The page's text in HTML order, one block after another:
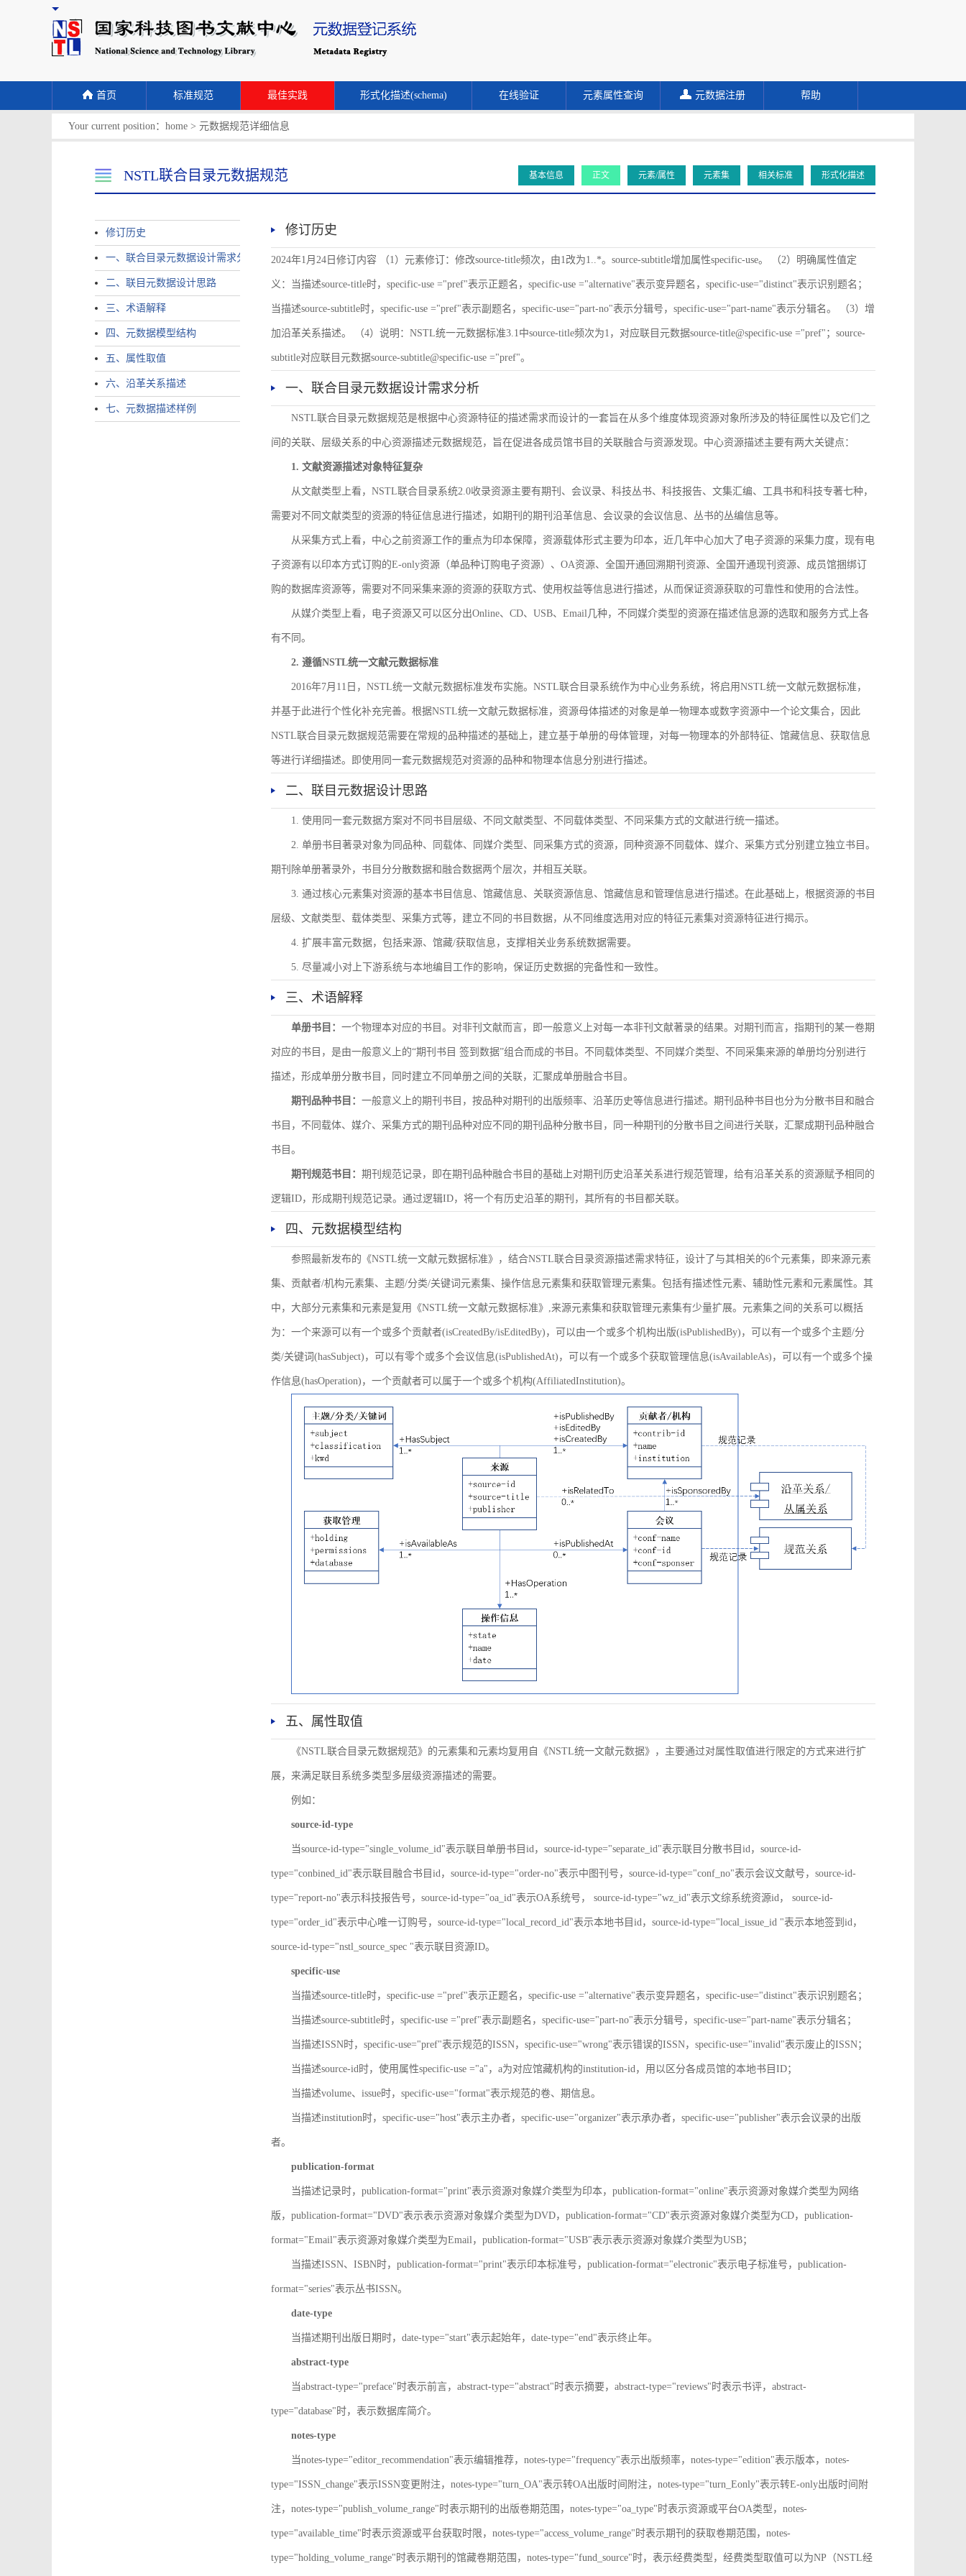
首页 标准规范 最佳实践 形式化描述(schema) 在线验证 元素属性查询 元数据注册 帮助
Your current position： home > 元数据规范详细信息
NSTL联合目录元数据规范 基本信息 正文 元素/属性 元素集 相关标准 形式化描述
修订历史
一、联合目录元数据设计需求分析
二、联目元数据设计思路
三、术语解释
四、元数据模型结构
五、属性取值
六、沿革关系描述
七、元数据描述样例
修订历史
2024年1月24日修订内容 （1）元素修订：修改source-title频次，由1改为1..*。source-subtitle增加属性specific-use。 （2）明确属性值定
义：当描述source-title时，specific-use ="pref"表示正题名，specific-use ="alternative"表示变异题名，specific-use="distinct"表示识别题名；
当描述source-subtitle时，specific-use ="pref"表示副题名，specific-use="part-no"表示分辑号，specific-use="part-name"表示分辑名。 （3）增
加沿革关系描述。 （4）说明：NSTL统一元数据标准3.1中source-title频次为1，对应联目元数据source-title@specific-use ="pref"；source-
subtitle对应联目元数据source-subtitle@specific-use ="pref"。
一、联合目录元数据设计需求分析
NSTL联合目录元数据规范是根据中心资源特征的描述需求而设计的一套旨在从多个维度体现资源对象所涉及的特征属性以及它们之
间的关联、层级关系的中心资源描述元数据规范，旨在促进各成员馆书目的关联融合与资源发现。中心资源描述主要有两大关键点：
1. 文献资源描述对象特征复杂
从文献类型上看，NSTL联合目录系统2.0收录资源主要有期刊、会议录、科技丛书、科技报告、文集汇编、工具书和科技专著七种，
需要对不同文献类型的资源的特征信息进行描述，如期刊的期刊沿革信息、会议录的会议信息、丛书的丛编信息等。
从采集方式上看，中心之前资源工作的重点为印本保障，资源载体形式主要为印本，近几年中心加大了电子资源的采集力度，现有电
子资源有以印本方式订购的E-only资源（单品种订购电子资源）、OA资源、全国开通回溯期刊资源、全国开通现刊资源、成员馆捆绑订
购的数据库资源等，需要对不同采集来源的资源的获取方式、使用权益等信息进行描述，从而保证资源获取的可靠性和使用的合法性。
从媒介类型上看，电子资源又可以区分出Online、CD、USB、Email几种，不同媒介类型的资源在描述信息源的选取和服务方式上各
有不同。
2. 遵循NSTL统一文献元数据标准
2016年7月11日，NSTL统一文献元数据标准发布实施。NSTL联合目录系统作为中心业务系统，将启用NSTL统一文献元数据标准，
并基于此进行个性化补充完善。根据NSTL统一文献元数据标准，资源母体描述的对象是单一物理本或数字资源中一个论文集合，因此
NSTL联合目录元数据规范需要在常规的品种描述的基础上，建立基于单册的母体管理，对每一物理本的外部特征、馆藏信息、获取信息
等进行详细描述。即使用同一套元数据规范对资源的品种和物理本信息分别进行描述。
二、联目元数据设计思路
1. 使用同一套元数据方案对不同书目层级、不同文献类型、不同载体类型、不同采集方式的文献进行统一描述。
2. 单册书目著录对象为同品种、同载体、同媒介类型、同采集方式的资源，同种资源不同载体、媒介、采集方式分别建立独立书目。
期刊除单册著录外，书目分分散数据和融合数据两个层次，并相互关联。
3. 通过核心元素集对资源的基本书目信息、馆藏信息、关联资源信息、馆藏信息和管理信息进行描述。在此基础上，根据资源的书目
层级、文献类型、载体类型、采集方式等，建立不同的书目数据，从不同维度选用对应的特征元素集对资源特征进行揭示。
4. 扩展丰富元数据，包括来源、馆藏/获取信息，支撑相关业务系统数据需要。
5. 尽量减小对上下游系统与本地编目工作的影响，保证历史数据的完备性和一致性。
三、术语解释
单册书目： 一个物理本对应的书目。对非刊文献而言，即一般意义上对每一本非刊文献著录的结果。对期刊而言，指期刊的某一卷期
对应的书目，是由一般意义上的“期刊书目 签到数据”组合而成的书目。不同载体类型、不同媒介类型、不同采集来源的单册均分别进行
描述，形成单册分散书目，同时建立不同单册之间的关联，汇聚成单册融合书目。
期刊品种书目： 一般意义上的期刊书目，按品种对期刊的出版频率、沿革历史等信息进行描述。期刊品种书目也分为分散书目和融合
书目，不同载体、媒介、采集方式的期刊品种对应不同的期刊品种分散书目，同一种期刊的分散书目之间进行关联，汇聚成期刊品种融合
书目。
期刊规范书目： 期刊规范记录，即在期刊品种融合书目的基础上对期刊历史沿革关系进行规范管理，给有沿革关系的资源赋予相同的
逻辑ID，形成期刊规范记录。通过逻辑ID，将一个有历史沿革的期刊，其所有的书目都关联。
四、元数据模型结构
参照最新发布的《NSTL统一文献元数据标准》，结合NSTL联合目录资源描述需求特征，设计了与其相关的6个元素集，即来源元素
集、贡献者/机构元素集、主题/分类/关键词元素集、操作信息元素集和获取管理元素集。包括有描述性元素、辅助性元素和元素属性。其
中，大部分元素集和元素是复用《NSTL统一文献元数据标准》,来源元素集和获取管理元素集有少量扩展。元素集之间的关系可以概括
为：一个来源可以有一个或多个贡献者(isCreatedBy/isEditedBy)，可以由一个或多个机构出版(isPublishedBy)，可以有一个或多个主题/分
类/关键词(hasSubject)，可以有零个或多个会议信息(isPublishedAt)，可以有一个或多个获取管理信息(isAvailableAs)，可以有一个或多个操
作信息(hasOperation)，一个贡献者可以属于一个或多个机构(AffiliatedInstitution)。
五、属性取值
《NSTL联合目录元数据规范》的元素集和元素均复用自《NSTL统一文献元数据》，主要通过对属性取值进行限定的方式来进行扩
展，来满足联目系统多类型多层级资源描述的需要。
例如：
source-id-type
当source-id-type="single_volume_id"表示联目单册书目id，source-id-type="separate_id"表示联目分散书目id，source-id-
type="conbined_id"表示联目融合书目id，source-id-type="order-no"表示中图刊号，source-id-type="conf_no"表示会议文献号，source-id-
type="report-no"表示科技报告号，source-id-type="oa_id"表示OA系统号， source-id-type="wz_id"表示文综系统资源id， source-id-
type="order_id"表示中心唯一订购号，source-id-type="local_record_id"表示本地书目id，source-id-type="local_issue_id "表示本地签到id，
source-id-type="nstl_source_spec "表示联目资源ID。
specific-use
当描述source-title时，specific-use ="pref"表示正题名，specific-use ="alternative"表示变异题名，specific-use="distinct"表示识别题名；
当描述source-subtitle时，specific-use ="pref"表示副题名，specific-use="part-no"表示分辑号，specific-use="part-name"表示分辑名；
当描述ISSN时，specific-use="pref"表示规范的ISSN，specific-use="wrong"表示错误的ISSN，specific-use="invalid"表示废止的ISSN；
当描述source-id时，使用属性specific-use ="a"，a为对应馆藏机构的institution-id，用以区分各成员馆的本地书目ID；
当描述volume、issue时，specific-use="format"表示规范的卷、期信息。
当描述institution时，specific-use="host"表示主办者，specific-use="organizer"表示承办者，specific-use="publisher"表示会议录的出版
者。
publication-format
当描述记录时，publication-format="print"表示资源对象媒介类型为印本，publication-format="online"表示资源对象媒介类型为网络
版，publication-format="DVD"表示表示资源对象媒介类型为DVD，publication-format="CD"表示资源对象媒介类型为CD，publication-
format="Email"表示资源对象媒介类型为Email，publication-format="USB"表示表示资源对象媒介类型为USB；
当描述ISSN、ISBN时，publication-format="print"表示印本标准号，publication-format="electronic"表示电子标准号，publication-
format="series"表示丛书ISSN。
date-type
当描述期刊出版日期时，date-type="start"表示起始年，date-type="end"表示终止年。
abstract-type
当abstract-type="preface"时表示前言，abstract-type="abstract"时表示摘要，abstract-type="reviews"时表示书评，abstract-
type="database"时，表示数据库简介。
notes-type
当notes-type="editor_recommendation"表示编辑推荐，notes-type="frequency"表示出版频率，notes-type="edition"表示版本，notes-
type="ISSN_change"表示ISSN变更附注，notes-type="turn_OA"表示转OA出版时间附注，notes-type="turn_Eonly"表示转E-only出版时间附
注，notes-type="publish_volume_range"时表示期刊的出版卷期范围，notes-type="oa_type"时表示资源或平台OA类型，notes-
type="available_time"时表示资源或平台获取时限，notes-type="access_volume_range"时表示期刊的获取卷期范围，notes-
type="holding_volume_range"时表示期刊的馆藏卷期范围，notes-type="fund_source"时，表示经费类型，经费类型取值可以为NP（NSTL经